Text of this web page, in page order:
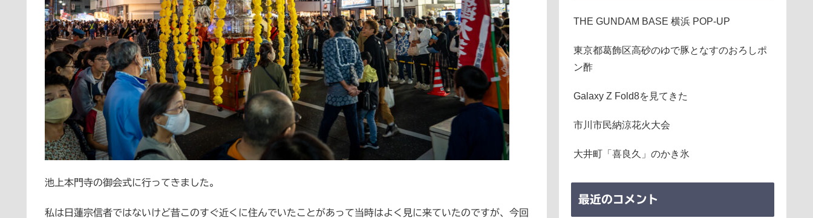
池上本門寺の御会式に行ってきました。
私は日蓮宗信者ではないけど昔このすぐ近くに住んでいたことがあって当時はよく見に来ていたのですが、今回
THE GUNDAM BASE 横浜 POP-UP
東京都葛飾区高砂のゆで豚となすのおろしポ
ン酢
Galaxy Z Fold8を見てきた
市川市民納涼花火大会
大井町「喜良久」のかき氷
最近のコメント